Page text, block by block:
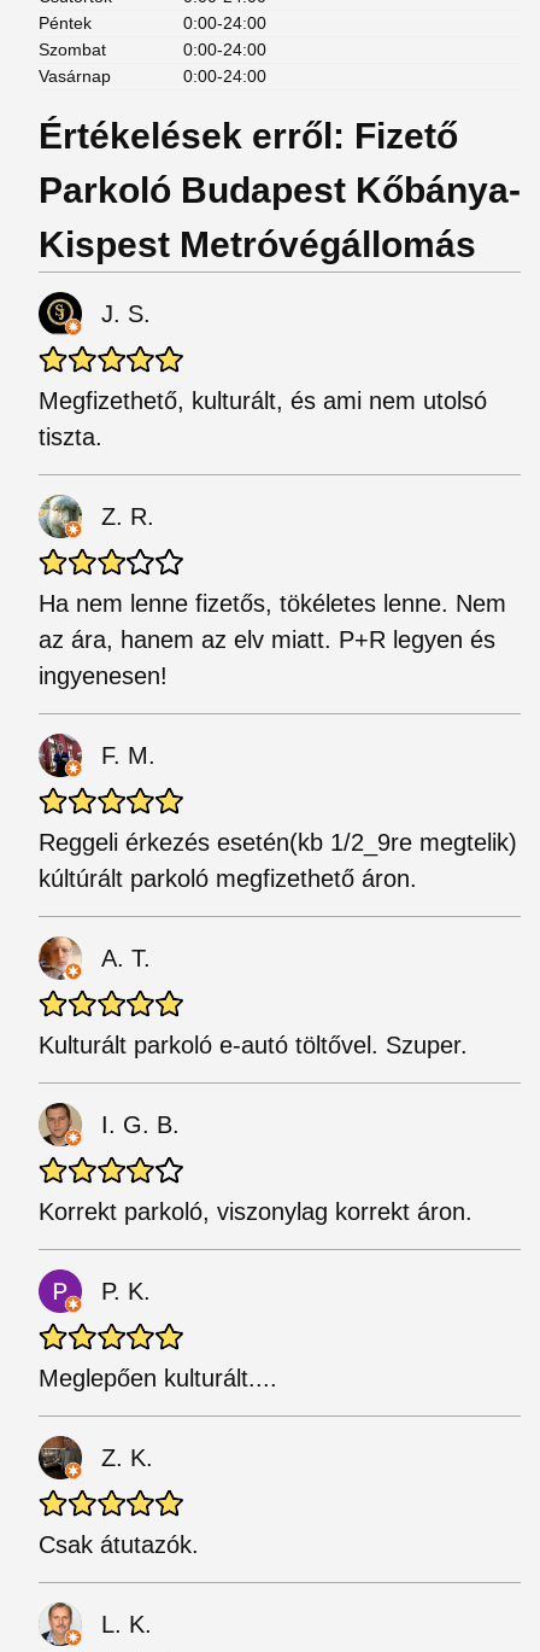
Péntek
0:00-24:00
Szombat
0:00-24:00
Vasárnap
0:00-24:00
Értékelések erről: Fizető
Parkoló Budapest Kőbánya-
Kispest Metróvégállomás
J. S.
Megfizethető, kulturált, és ami nem utolsó
tiszta.
Z. R.
Ha nem lenne fizetős, tökéletes lenne. Nem
az ára, hanem az elv miatt. P+R legyen és
ingyenesen!
F. M.
Reggeli érkezés esetén(kb 1/2_9re megtelik)
kúltúrált parkoló megfizethető áron.
A. T.
Kulturált parkoló e-autó töltővel. Szuper.
I. G. B.
Korrekt parkoló, viszonylag korrekt áron.
P. K.
Meglepően kulturált....
Z. K.
Csak átutazók.
L. K.